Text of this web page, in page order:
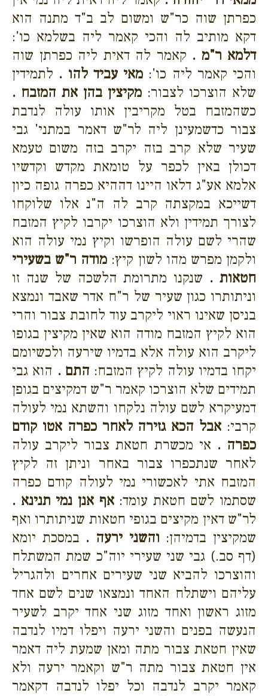
כפרתן שוה כר"ש ומשום לב ב"ד מתנה הוא
דקא מותיב לה והכי קאמר ליה בשלמא כו':
דלמא ר"מ . קאמר לה דאית ליה כפרתן שוה
והכי קאמר ליה כו': מאי עביד להו . לתמידין
שלא הוצרכו לצבור: מקיצין בהן את המזבח .
כשהמזבח בטל מקריבין אותו עולה לנדבת
צבור כדשמעינן ליה לר"ש דאמר במתני' גבי
שעיר שלא קרב בזה יקרב בזה משום טעמא
דכולן באין לכפר על טומאת מקדש וקדשיו
אלמא אע"ג דלאו היינו דההיא כפרה גופה כיון
דשייכא במקצתה קרב לה ה"נ אלו שלוקחו
לצורך תמידין ולא הוצרכו יקרבו לקיץ המזבח
שהרי לשם עולה הופרשו וקיץ נמי עולה הוא
ולקמן מפרש מהו לשון קיץ: מודה ר"ש בשעירי
חטאות . שנקנו מתרומת הלשכה של שנה זו
וניתותרו כגון שעיר של ר"ח אדר שאבד ונמצא
בניסן שאינו ראוי ליקרב עוד לחובת צבור והרי
הוא לקיץ המזבח מודה הוא שאין מקיצין בגופו
ליקרב הוא עולה אלא בדמיו שירעה ולכשיומם
יקחו בדמיו עולה לקיץ המזבח: התם . הוא גבי
תמידים שלא הוצרכו קאמר ר"ש דמקיצים בגופן
דמעיקרא לשם עולה נלקחו והשתא נמי לעולה
קרבי: אבל הכא גזירה לאחר כפרה אטו קודם
כפרה . אי מכשרת חטאת צבור ליקרב עולה
לאחר שנתכפרו צבור באחר וניתן זה לקיץ
המזבח אתי לאכשורי נמי לעולה קודם כפרה
שסתמו לשם חטאת עומד:אף אנן נמי תנינא .
לר"ש דאין מקיצים בגופי חטאות שניתותרו ואף
שמקיצין בדמיהן: והשני ירעה . במסכת יומא
(דף סב.) גבי שני שעירי יוה"כ שמת המשתלח
והוצרכו להביא שני שעירים אחרים ולהגריל
עליהם וישתלח האחד ונמצאו שנים לשם אחד
מזוג ראשון ואחד מזוג שני אחד יקרב לשעיר
הנעשה בפנים והשני ירעה ויפלו דמיו לנדבה
שאין חטאת צבור מתה ומאן שמעת ליה דאמר
אין חטאת צבור מתה ר"ש וקאמר ירעה ולא
קאמר יקרב לנדבה וכל יפלו לנדבה דקאמר